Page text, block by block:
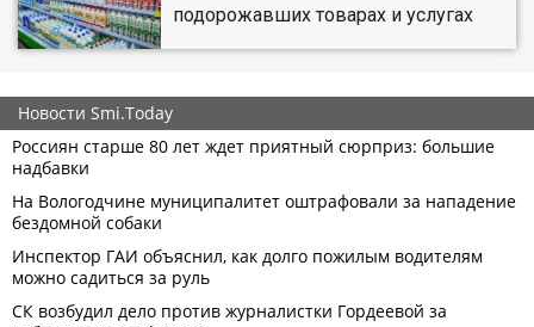
подорожавших товарах и услугах